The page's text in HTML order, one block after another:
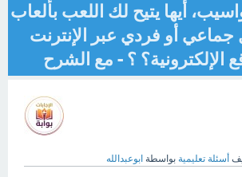
أيها يتيح لك اللعب بألعاب
جماعي أو فردي عبر الإنترنت
الإلكترونية؟ ؟ - مع الشرح
أسئلة تعليمية بواسطة ابوعبدالله